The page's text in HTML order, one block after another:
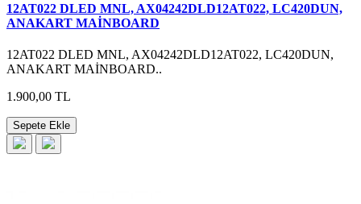
12AT022 DLED MNL, AX04242DLD12AT022, LC420DUN,
ANAKART MAİNBOARD
12AT022 DLED MNL, AX04242DLD12AT022, LC420DUN,
ANAKART MAİNBOARD..
1.900,00 TL
Sepete Ekle